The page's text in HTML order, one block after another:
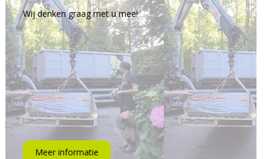
Wij denken graag met u mee!
Meer informatie